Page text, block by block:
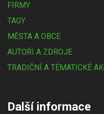
FIRMY
TAGY
MĚSTA A OBCE
AUTOŘI A ZDROJE
TRADIČNÍ A TÉMATICKÉ
Další informace